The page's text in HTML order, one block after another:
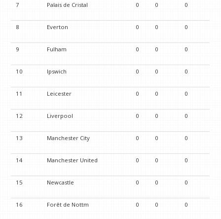
7 Palais de Cristal 0 0 0
8 Everton 0 0 0
9 Fulham 0 0 0
10 Ipswich 0 0 0
11 Leicester 0 0 0
12 Liverpool 0 0 0
13 Manchester City 0 0 0
14 Manchester United 0 0 0
15 Newcastle 0 0 0
16 Forêt de Nottm 0 0 0